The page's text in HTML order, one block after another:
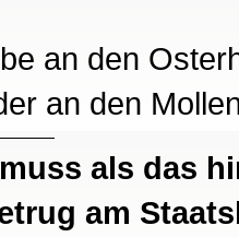
an den
an den
als das
am